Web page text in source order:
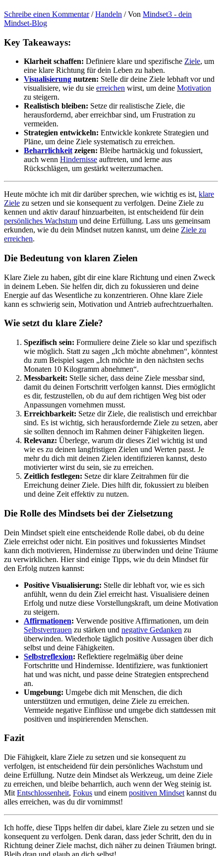
Schreibe einen Kommentar /Handeln / Von Mindset3 - dein
Mindset-Blog
Key Takeaways:
Klarheit schaffen: Definiere klare und spezifische Ziele, um
eine klare Richtung für dein Leben zu haben.
Visualisierung nutzen: Stelle dir deine Ziele lebhaft vor und
visualisiere, wie du sie erreichen wirst, um deine Motivation
zu steigern.
Realistisch bleiben: Setze dir realistische Ziele, die
herausfordernd, aber erreichbar sind, um Frustration zu
vermeiden.
Strategien entwickeln: Entwickle konkrete Strategien und
Pläne, um deine Ziele systematisch zu erreichen.
Beharrlichkeit zeigen: Bleibe hartnäckig und fokussiert,
auch wenn Hindernisse auftreten, und lerne aus
Rückschlägen, um gestärkt weiterzumachen.
Heute möchte ich mit dir darüber sprechen, wie wichtig es ist, klare
Ziele zu setzen und sie konsequent zu verfolgen. Deine Ziele zu
kennen und aktiv darauf hinzuarbeiten, ist entscheidend für dein
persönliches Wachstum und deine Erfüllung. Lass uns gemeinsam
erkunden, wie du dein Mindset nutzen kannst, um deine Ziele zu
erreichen.
Die Bedeutung von klaren Zielen
Klare Ziele zu haben, gibt dir eine klare Richtung und einen Zweck
in deinem Leben. Sie helfen dir, dich zu fokussieren und deine
Energie auf das Wesentliche zu konzentrieren. Ohne klare Ziele
kann es schwierig sein, Motivation und Antrieb aufrechtzuerhalten.
Wie setzt du klare Ziele?
Spezifisch sein: Formuliere deine Ziele so klar und spezifisch
wie möglich. Statt zu sagen „Ich möchte abnehmen“, könntest
du zum Beispiel sagen „Ich möchte in den nächsten sechs
Monaten 10 Kilogramm abnehmen“.
Messbarkeit: Stelle sicher, dass deine Ziele messbar sind,
damit du deinen Fortschritt verfolgen kannst. Dies ermöglicht
es dir, festzustellen, ob du auf dem richtigen Weg bist oder
Anpassungen vornehmen musst.
Erreichbarkeit: Setze dir Ziele, die realistisch und erreichbar
sind. Es ist wichtig, sich herausfordernde Ziele zu setzen, aber
sie sollten dennoch im Rahmen deiner Fähigkeiten liegen.
Relevanz: Überlege, warum dir dieses Ziel wichtig ist und
wie es zu deinen langfristigen Zielen und Werten passt. Je
mehr du dich mit deinen Zielen identifizieren kannst, desto
motivierter wirst du sein, sie zu erreichen.
Zeitlich festlegen: Setze dir klare Zeitrahmen für die
Erreichung deiner Ziele. Dies hilft dir, fokussiert zu bleiben
und deine Zeit effektiv zu nutzen.
Die Rolle des Mindsets bei der Zielsetzung
Dein Mindset spielt eine entscheidende Rolle dabei, ob du deine
Ziele erreichst oder nicht. Ein positives und fokussiertes Mindset
kann dich motivieren, Hindernisse zu überwinden und deine Träume
zu verwirklichen. Hier sind einige Tipps, wie du dein Mindset für
den Erfolg nutzen kannst:
Positive Visualisierung: Stelle dir lebhaft vor, wie es sich
anfühlt, wenn du dein Ziel erreicht hast. Visualisiere deinen
Erfolg und nutze diese Vorstellungskraft, um deine Motivation
zu steigern.
Affirmationen: Verwende positive Affirmationen, um dein
Selbstvertrauen zu stärken und negative Gedanken zu
überwinden. Wiederhole täglich positive Aussagen über dich
selbst und deine Fähigkeiten.
Selbstreflexion: Reflektiere regelmäßig über deine
Fortschritte und Hindernisse. Identifiziere, was funktioniert
hat und was nicht, und passe deine Strategien entsprechend
an.
Umgebung: Umgebe dich mit Menschen, die dich
unterstützen und ermutigen, deine Ziele zu erreichen.
Vermeide negative Einflüsse und umgebe dich stattdessen mit
positiven und inspirierenden Menschen.
Fazit
Die Fähigkeit, klare Ziele zu setzen und sie konsequent zu
verfolgen, ist entscheidend für dein persönliches Wachstum und
deine Erfüllung. Nutze dein Mindset als Werkzeug, um deine Ziele
zu erreichen, und bleibe beharrlich, auch wenn der Weg steinig ist.
Mit Entschlossenheit, Fokus und einem positiven Mindset kannst du
alles erreichen, was du dir vornimmst!
Ich hoffe, diese Tipps helfen dir dabei, klare Ziele zu setzen und sie
konsequent zu verfolgen. Denk daran, dass jeder Schritt, den du in
Richtung deiner Ziele machst, dich näher zu deinen Träumen bringt.
Bleib dran und glaub an dich selbst!